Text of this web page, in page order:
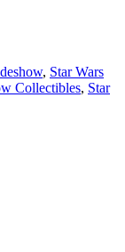
, Star Wars
Collectibles, Star